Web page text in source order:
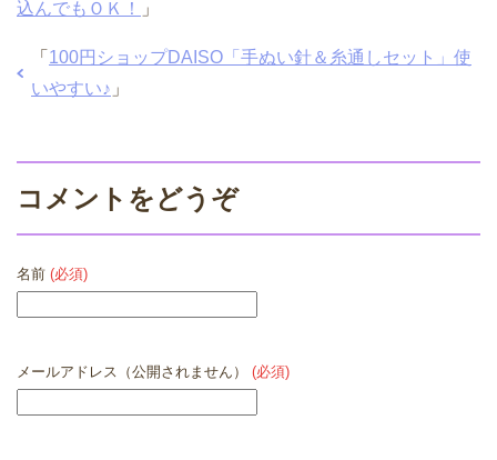
込んでもＯＫ！
」
「 100円ショップDAISO「手ぬい針＆糸通しセット」使
いやすい♪ 」
コメントをどうぞ
名前 (必須)
メールアドレス（公開されません） (必須)